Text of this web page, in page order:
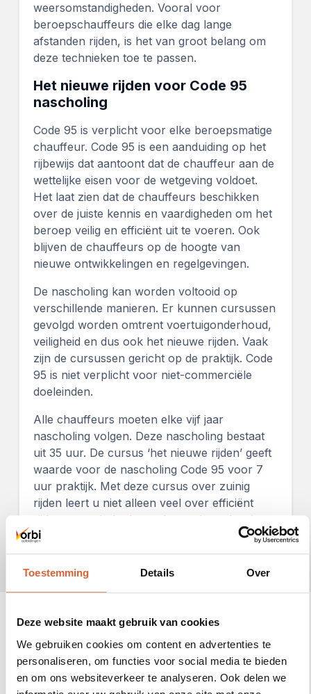
Toestemming Details Over
Deze website maakt gebruik van cookies
We gebruiken cookies om content en advertenties te
personaliseren, om functies voor social media te bieden
en om ons websiteverkeer te analyseren. Ook delen we
weersomstandigheden. Vooral voor
beroepschauffeurs die elke dag lange
afstanden rijden, is het van groot belang om
deze technieken toe te passen.
Het nieuwe rijden voor Code 95
nascholing
Code 95 is verplicht voor elke beroepsmatige
chauffeur. Code 95 is een aanduiding op het
rijbewijs dat aantoont dat de chauffeur aan de
wettelijke eisen voor de wetgeving voldoet.
Het laat zien dat de chauffeurs beschikken
over de juiste kennis en vaardigheden om het
beroep veilig en efficiënt uit te voeren. Ook
blijven de chauffeurs op de hoogte van
nieuwe ontwikkelingen en regelgevingen.
De nascholing kan worden voltooid op
verschillende manieren. Er kunnen cursussen
gevolgd worden omtrent voertuigonderhoud,
veiligheid en dus ook het nieuwe rijden. Vaak
zijn de cursussen gericht op de praktijk. Code
95 is niet verplicht voor niet-commerciële
doeleinden.
Alle chauffeurs moeten elke vijf jaar
nascholing volgen. Deze nascholing bestaat
uit 35 uur. De cursus ‘het nieuwe rijden’ geeft
waarde voor de nascholing Code 95 voor 7
uur praktijk. Met deze cursus over zuinig
rijden leert u niet alleen veel over efficiënt
rijden, maar helpt het ook met de verlenging
van Code 95.
Rated 5 stars on Google